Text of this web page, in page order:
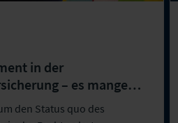
in der
– es mangelt
den Status quo des